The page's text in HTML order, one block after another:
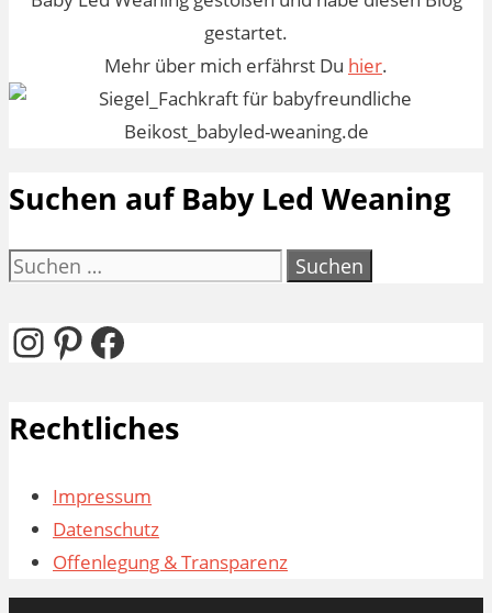
gestartet.
Mehr über mich erfährst Du hier.
Suchen auf Baby Led Weaning
Suchen
Instagram
Pinterest
Facebook
Rechtliches
Impressum
Datenschutz
Offenlegung & Transparenz